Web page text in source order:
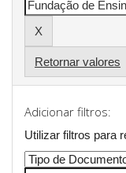
Retornar valores
Adicionar filtros:
Utilizar filtros para